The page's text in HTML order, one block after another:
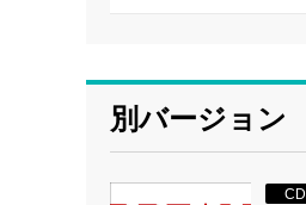
別バージョン
CD